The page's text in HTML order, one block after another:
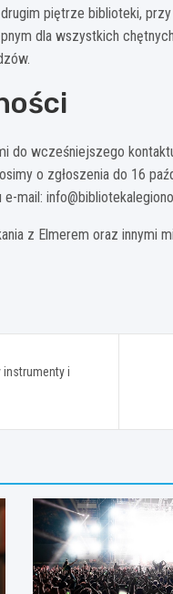
piętrze biblioteki,
dla wszystkich
do wcześniejszego
o zgłoszenia do 16
mail:
z Elmerem oraz innymi
instrumenty i